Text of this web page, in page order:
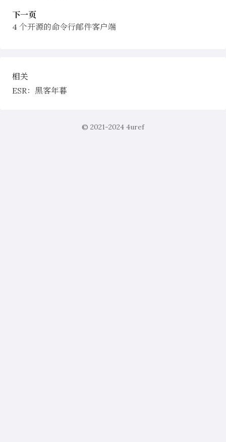
下一页
4 个开源的命令行邮件客户端
相关
ESR：黑客年暮
© 2021-2024 4uref